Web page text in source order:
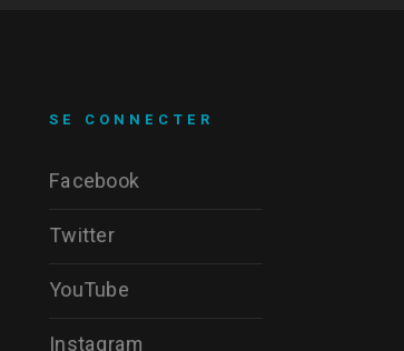
SE CONNECTER
Facebook
Twitter
YouTube
Instagram